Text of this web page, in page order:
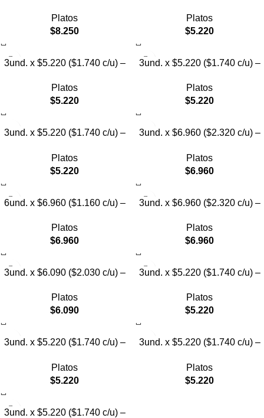
con Diseño de Gatos
Platos
$8.250
Texturizado
Platos
$5.220
3und. x $5.220 ($1.740 c/u) –
Diseño Pastel
Platos
$5.220
3und. x $5.220 ($1.740 c/u) –
con Diseños Estampados
Platos
$5.220
3und. x $5.220 ($1.740 c/u) –
con Diseño
Platos
$5.220
3und. x $6.960 ($2.320 c/u) –
con Patitas
Platos
$6.960
6und. x $6.960 ($1.160 c/u) –
Platos
$6.960
3und. x $6.960 ($2.320 c/u) –
Pollito
Platos
$6.960
3und. x $6.090 ($2.030 c/u) –
Platos
$6.090
3und. x $5.220 ($1.740 c/u) –
Platos
$5.220
3und. x $5.220 ($1.740 c/u) –
Platos
$5.220
3und. x $5.220 ($1.740 c/u) –
Platos
$5.220
3und. x $5.220 ($1.740 c/u) –